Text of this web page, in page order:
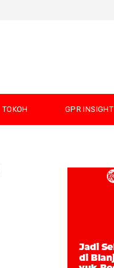
TOKOH GPR INSIGHT